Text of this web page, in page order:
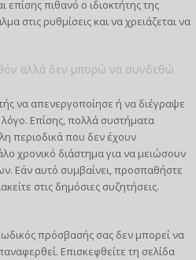
επίσης πιθανό ο ιδιοκτήτης της
στις ρυθμίσεις και να χρειάζεται να
αλλά δεν μπορώ να συνδεθώ
να απενεργοποίησε ή να διέγραψε
Επίσης, πολλά συστήματα
περιοδικά που δεν έχουν
χρονικό διάστημα για να μειώσουν
Εάν αυτό συμβαίνει, προσπαθήστε
στις δημόσιες συζητήσεις.
πρόσβασής σας δεν μπορεί να
Επισκεφθείτε τη σελίδα